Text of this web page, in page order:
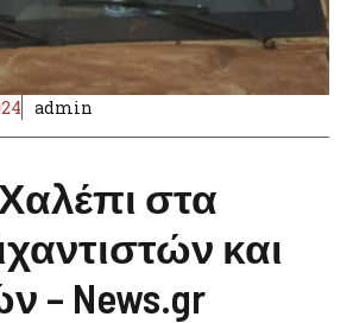
admin
στα
και
– News.gr